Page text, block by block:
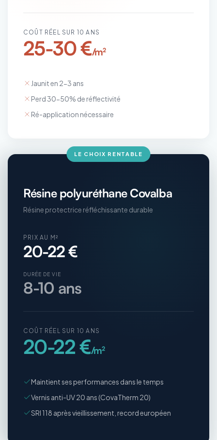
COÛT RÉEL SUR 10 ANS
25-30 €/m²
Jaunit en 2-3 ans
Perd 30-50% de réflectivité
Ré-application nécessaire
LE CHOIX RENTABLE
Résine polyuréthane Covalba
Résine protectrice réfléchissante durable
PRIX AU M²
20-22 €
DURÉE DE VIE
8-10 ans
COÛT RÉEL SUR 10 ANS
20-22 €/m²
Maintient ses performances dans le temps
Vernis anti-UV 20 ans (CovaTherm 20)
SRI 118 après vieillissement, record européen